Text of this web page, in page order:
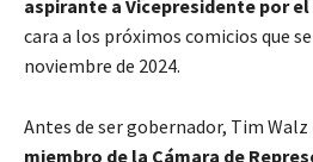
aspirante a Vicepresidente por
cara a los próximos comicios que
noviembre de 2024.
Antes de ser gobernador, Tim Walz
miembro de la Cámara de